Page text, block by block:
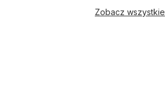
Zobacz wszystkie